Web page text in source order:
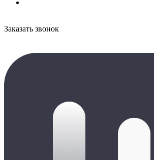
Заказать звонок